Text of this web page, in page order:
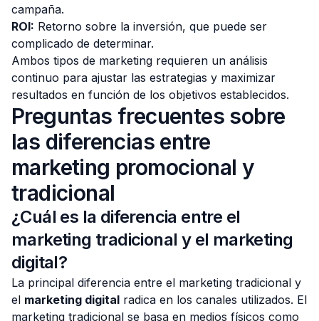
campaña.
ROI: Retorno sobre la inversión, que puede ser
complicado de determinar.
Ambos tipos de marketing requieren un análisis
continuo para ajustar las estrategias y maximizar
resultados en función de los objetivos establecidos.
Preguntas frecuentes sobre
las diferencias entre
marketing promocional y
tradicional
¿Cuál es la diferencia entre el
marketing tradicional y el marketing
digital?
La principal diferencia entre el marketing tradicional y
el marketing digital radica en los canales utilizados. El
marketing tradicional se basa en medios físicos como